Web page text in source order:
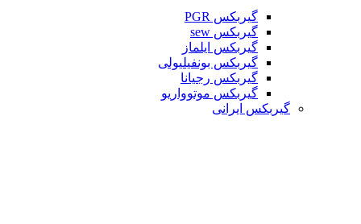
گیربکس PGR
گیربکس sew
گیربکس ایلماز
گیربکس بونفیلیولی
گیربکس رجیانا
گیربکس موتوواریو
گیربکس ایرانی